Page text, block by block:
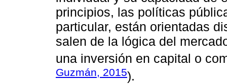
principios, las políticas
particular, están orientadas
salen de la lógica del
una inversión en capital o
Guzmán, 2015).